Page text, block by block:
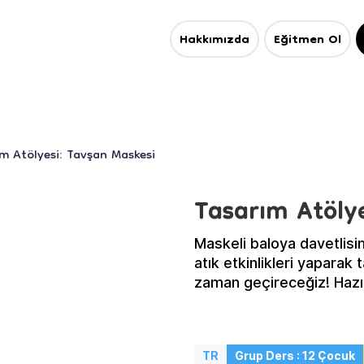
Hakkımızda Eğitmen Ol
Atölyesi: Tavşan Maskesi
Tasarım
Maskeli baloya
atık etkinlikleri yaparak
zaman geçireceğiz!
TR Grup Ders : 12 Çocuk